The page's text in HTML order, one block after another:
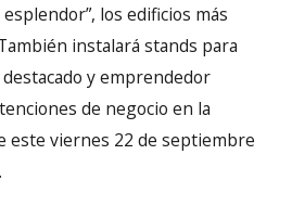
los edificios más
instalará stands para
y emprendedor
de negocio en la
este viernes 22 de septiembre